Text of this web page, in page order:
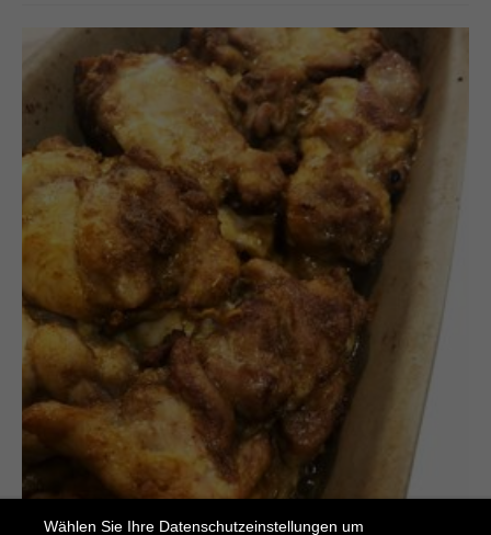
Wählen Sie Ihre Datenschutzeinstellungen um